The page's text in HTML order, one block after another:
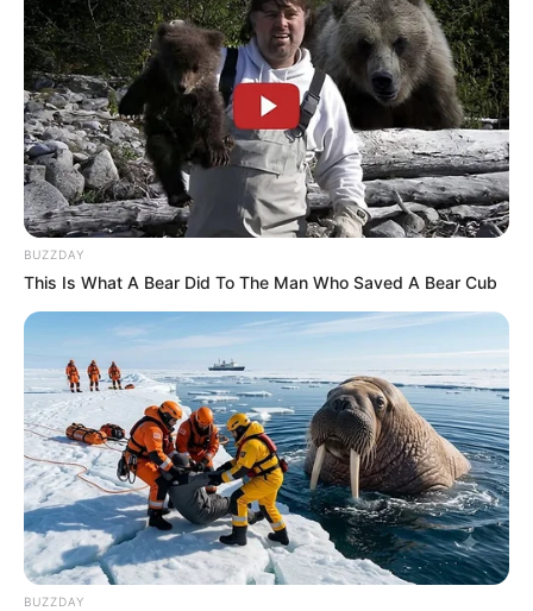
BUZZDAY
This Is What A Bear Did To The Man Who Saved A Bear Cub
BUZZDAY